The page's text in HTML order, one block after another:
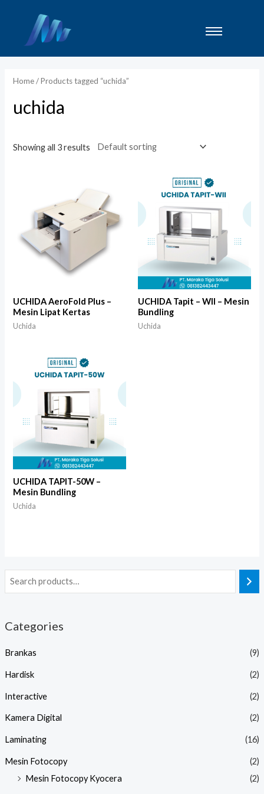
Categories
Brankas (9)
Hardisk (2)
Interactive (2)
Kamera Digital (2)
Laminating (16)
Mesin Fotocopy
(2)
Mesin Fotocopy Kyocera
(2)
Home/ Products tagged “uchida”
uchida
Showing all 3 results
UCHIDA AeroFold Plus –
Mesin Lipat Kertas
Uchida
UCHIDA Tapit – WII – Mesin
Bundling
Uchida
UCHIDA TAPIT-50W –
Mesin Bundling
Uchida